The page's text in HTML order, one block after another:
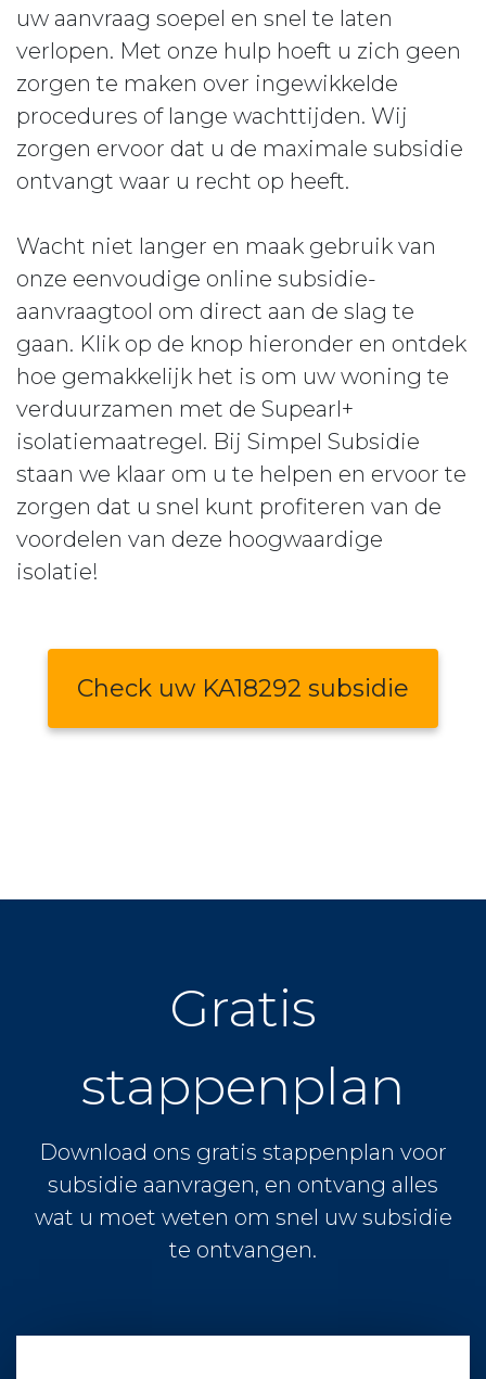
uw aanvraag soepel en snel te laten
verlopen. Met onze hulp hoeft u zich geen
zorgen te maken over ingewikkelde
procedures of lange wachttijden. Wij
zorgen ervoor dat u de maximale subsidie
ontvangt waar u recht op heeft.
Wacht niet langer en maak gebruik van
onze eenvoudige online subsidie-
aanvraagtool om direct aan de slag te
gaan. Klik op de knop hieronder en ontdek
hoe gemakkelijk het is om uw woning te
verduurzamen met de Supearl+
isolatiemaatregel. Bij Simpel Subsidie
staan we klaar om u te helpen en ervoor te
zorgen dat u snel kunt profiteren van de
voordelen van deze hoogwaardige
isolatie!
Check uw KA18292 subsidie
Gratis
stappenplan
Download ons gratis stappenplan voor
subsidie aanvragen, en ontvang alles
wat u moet weten om snel uw subsidie
te ontvangen.